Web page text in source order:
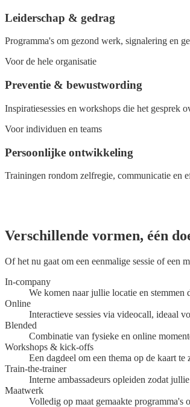
Leiderschap & gedrag
Programma's om gezond werk, signalering en
Voor de hele organisatie
Preventie & bewustwording
Inspiratiesessies en workshops die het gesprek
Voor individuen en teams
Persoonlijke ontwikkeling
Trainingen rondom zelfregie, communicatie en
Verschillende vormen, één
Of het nu gaat om een eenmalige sessie of een
In-company
We komen naar jullie locatie en
Online
Interactieve sessies via videocall, ideaal
Blended
Combinatie van fysieke en online
Workshops & kick-offs
Een dagdeel om een thema op de kaart
Train-the-trainer
Interne ambassadeurs opleiden zodat
Maatwerk
Volledig op maat gemaakte programma's